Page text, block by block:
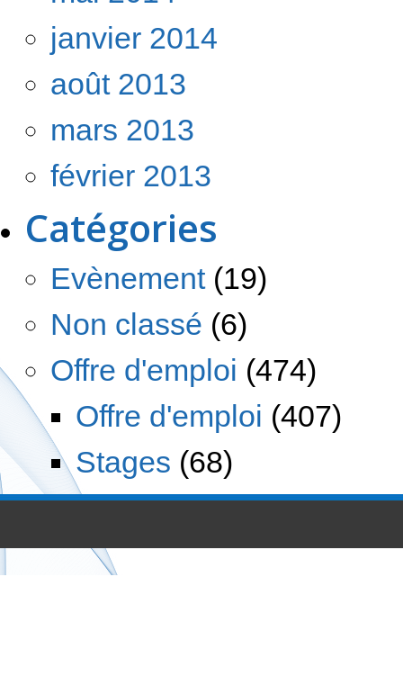
janvier 2014
août 2013
mars 2013
février 2013
Catégories
Evènement(19)
Non classé (6)
Offre d'emploi (474)
Offre d'emploi (407)
Stages (68)